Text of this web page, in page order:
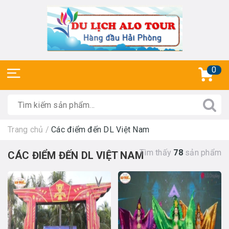
0
Trang chủ / Các điểm đến DL Việt Nam
CÁC ĐIỂM ĐẾN DL VIỆT NAMTìm thấy 78sản phẩm